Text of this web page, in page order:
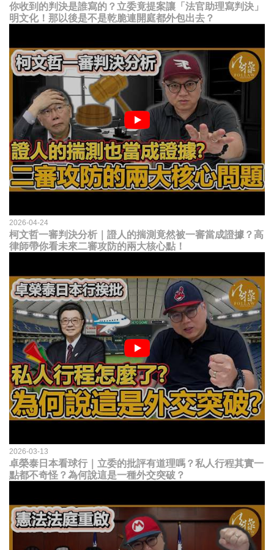
你收到的判決是誰寫的？立委竟提案讓「法官助理寫判決」
明文化！那以後是不是乾脆連開庭都外包出去？
2026-04-24
柯文哲一審判決分析｜證人的揣測竟然被一審當成證據？高
律師帶你看未來二審攻防的兩大核心點！
2026-03-13
卓榮泰日本看球行｜立委的批評有道理嗎？私人行程其實一
點都不奇怪？為何說這是一種外交突破？